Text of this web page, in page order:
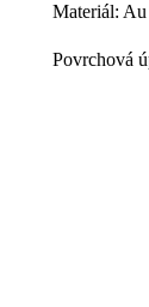
Materiál:
Povrchová